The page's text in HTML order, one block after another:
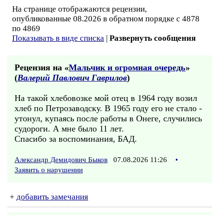
На странице отображаются рецензии,
опубликованные 08.2026 в обратном порядке с 4878
по 4869
Показывать в виде списка | Развернуть сообщения
Рецензия на «Мальчик и огромная очередь»
(Валерий Павлович Гаврилов)
На такой хлебовозке мой отец в 1964 году возил
хлеб по Петрозаводску. В 1965 году его не стало -
утонул, купаясь после работы в Онеге, случились
судороги. А мне было 11 лет.
Спасибо за воспоминания, БАД.
Александр Демидович Быков 07.08.2026 11:26
•
Заявить о нарушении
+ добавить замечания